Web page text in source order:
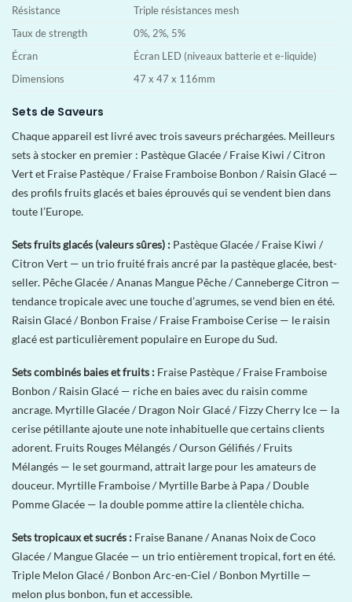
Résistance
Triple résistances mesh
Taux de strength
0%, 2%, 5%
Écran
Écran LED (niveaux batterie et e-liquide)
Dimensions
47 x 47 x 116mm
Sets de Saveurs
Chaque appareil est livré avec trois saveurs préchargées. Meilleurs
sets à stocker en premier : Pastèque Glacée / Fraise Kiwi / Citron
Vert et Fraise Pastèque / Fraise Framboise Bonbon / Raisin Glacé —
des profils fruits glacés et baies éprouvés qui se vendent bien dans
toute l’Europe.
Sets fruits glacés (valeurs sûres) : Pastèque Glacée / Fraise Kiwi /
Citron Vert — un trio fruité frais ancré par la pastèque glacée, best-
seller. Pêche Glacée / Ananas Mangue Pêche / Canneberge Citron —
tendance tropicale avec une touche d’agrumes, se vend bien en été.
Raisin Glacé / Bonbon Fraise / Fraise Framboise Cerise — le raisin
glacé est particulièrement populaire en Europe du Sud.
Sets combinés baies et fruits : Fraise Pastèque / Fraise Framboise
Bonbon / Raisin Glacé — riche en baies avec du raisin comme
ancrage. Myrtille Glacée / Dragon Noir Glacé / Fizzy Cherry Ice — la
cerise pétillante ajoute une note inhabituelle que certains clients
adorent. Fruits Rouges Mélangés / Ourson Gélifiés / Fruits
Mélangés — le set gourmand, attrait large pour les amateurs de
douceur. Myrtille Framboise / Myrtille Barbe à Papa / Double
Pomme Glacée — la double pomme attire la clientèle chicha.
Sets tropicaux et sucrés : Fraise Banane / Ananas Noix de Coco
Glacée / Mangue Glacée — un trio entièrement tropical, fort en été.
Triple Melon Glacé / Bonbon Arc-en-Ciel / Bonbon Myrtille —
melon plus bonbon, fun et accessible.